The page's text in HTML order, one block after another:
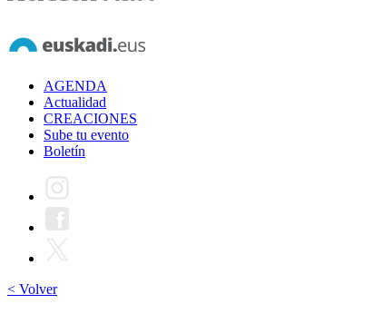
AGENDA
Actualidad
CREACIONES
Sube tu evento
Boletín
< Volver